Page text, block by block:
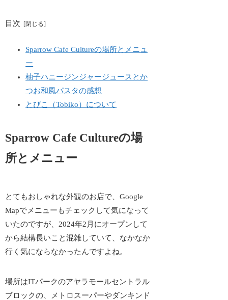
目次
Sparrow Cafe Cultureの場所とメニュ
ー
柚子ハニージンジャージュースとか
つお和風パスタの感想
とびこ（Tobiko）について
Sparrow Cafe Cultureの場
所とメニュー
とてもおしゃれな外観のお店で、Google
Mapでメニューもチェックして気になって
いたのですが、2024年2月にオープンして
から結構長いこと混雑していて、なかなか
行く気にならなかったんですよね。
場所はITパークのアヤラモールセントラル
ブロックの、メトロスーパーやダンキンド